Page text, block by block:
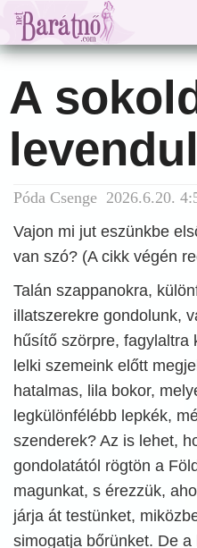
A
Póda Csenge 2026.6.20.
Vajon mi jut eszünkbe
van szó? (A cikk végén
Talán szappanokra,
illatszerekre gondolunk,
hűsítő szörpre, fagylaltra
lelki szemeink előtt
hatalmas, lila bokor,
legkülönfélébb lepkék,
szenderek? Az is lehet,
gondolatától rögtön a
magunkat, s érezzük,
járja át testünket,
simogatja bőrünket. De a